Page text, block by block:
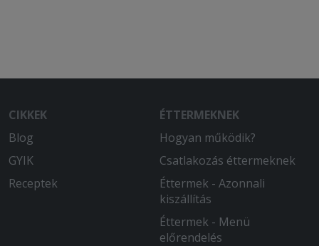
CIKKEK
Blog
GYIK
Receptek
ÉTTERMEKNEK
Hogyan működik?
Csatlakozás éttermeknek
Éttermek - Azonnali
kiszállítás
Éttermek - Menü
előrendelés